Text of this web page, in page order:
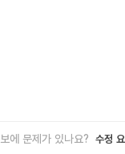
에 문제가 있나요? 수정